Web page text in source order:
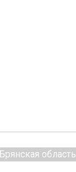
Брянская область